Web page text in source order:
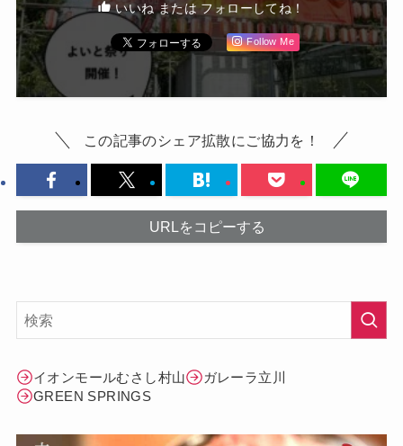
いいね または フォローしてね！
Follow Me
この記事のシェア拡散にご協力を！
URLをコピーする
イオンモールむさし村山
ガレーラ立川
GREEN SPRINGS